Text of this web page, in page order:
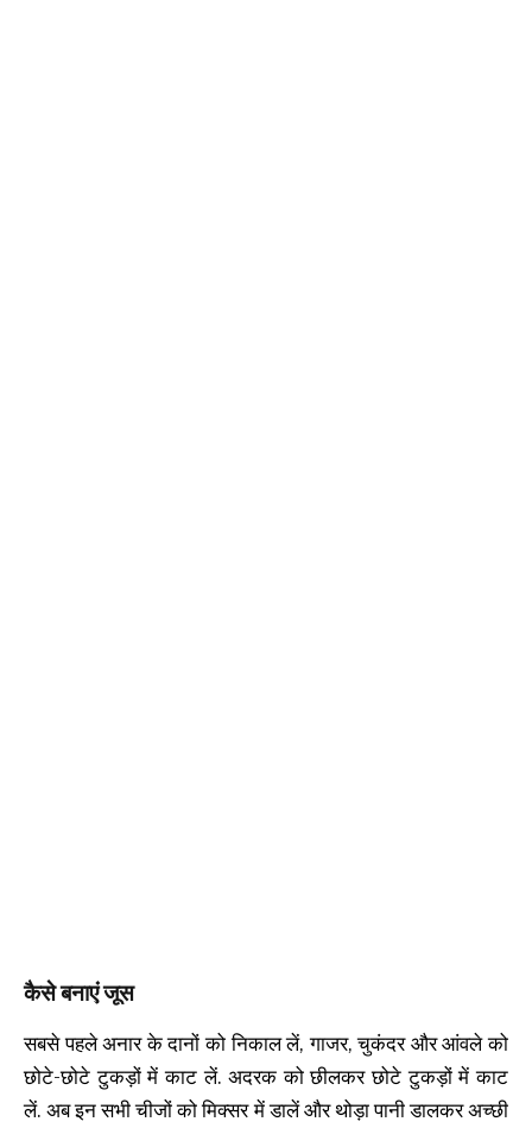
कैसे बनाएं जूस
सबसे पहले अनार के दानों को निकाल लें, गाजर, चुकंदर और आंवले को
छोटे-छोटे टुकड़ों में काट लें. अदरक को छीलकर छोटे टुकड़ों में काट
लें. अब इन सभी चीजों को मिक्सर में डालें और थोड़ा पानी डालकर अच्छी